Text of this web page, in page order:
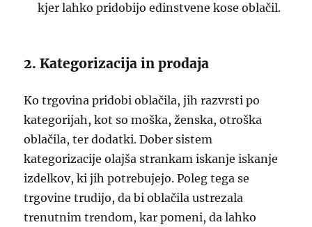
kjer lahko pridobijo edinstvene kose oblačil.
2. Kategorizacija in prodaja
Ko trgovina pridobi oblačila, jih razvrsti po
kategorijah, kot so moška, ženska, otroška
oblačila, ter dodatki. Dober sistem
kategorizacije olajša strankam iskanje iskanje
izdelkov, ki jih potrebujejo. Poleg tega se
trgovine trudijo, da bi oblačila ustrezala
trenutnim trendom, kar pomeni, da lahko